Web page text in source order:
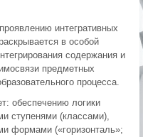
интегративных
в особой
содержания и
предметных
процесса.
обеспечению логики
ступенями (классами),
формами («горизонталь»;